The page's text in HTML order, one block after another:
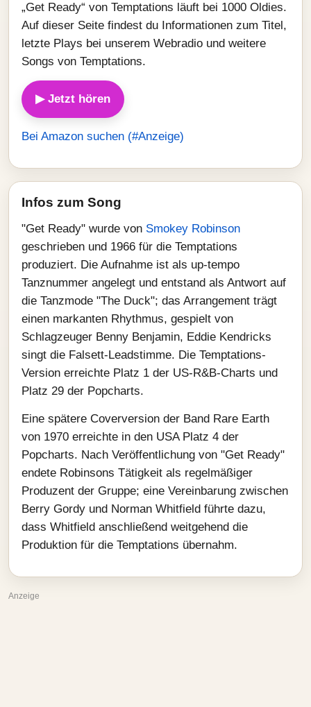
„Get Ready“ von Temptations läuft bei 1000 Oldies.
Auf dieser Seite findest du Informationen zum Titel,
letzte Plays bei unserem Webradio und weitere
Songs von Temptations.
▶ Jetzt hören
Bei Amazon suchen (#Anzeige)
Infos zum Song
"Get Ready" wurde von Smokey Robinson
geschrieben und 1966 für die Temptations
produziert. Die Aufnahme ist als up‑tempo
Tanznummer angelegt und entstand als Antwort auf
die Tanzmode "The Duck"; das Arrangement trägt
einen markanten Rhythmus, gespielt von
Schlagzeuger Benny Benjamin, Eddie Kendricks
singt die Falsett-Leadstimme. Die Temptations-
Version erreichte Platz 1 der US-R&B-Charts und
Platz 29 der Popcharts.
Eine spätere Coverversion der Band Rare Earth
von 1970 erreichte in den USA Platz 4 der
Popcharts. Nach Veröffentlichung von "Get Ready"
endete Robinsons Tätigkeit als regelmäßiger
Produzent der Gruppe; eine Vereinbarung zwischen
Berry Gordy und Norman Whitfield führte dazu,
dass Whitfield anschließend weitgehend die
Produktion für die Temptations übernahm.
Anzeige